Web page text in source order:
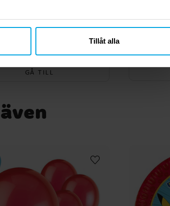
Tillåt alla
Kalaspaket 8-16
199,00 kr
189,00 kr
GÅ TILL